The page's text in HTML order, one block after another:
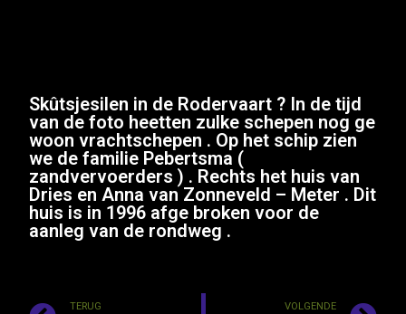
Skûtsjesilen in de Rodervaart ? In de tijd
van de foto heetten zulke schepen nog ge
woon vrachtschepen . Op het schip zien
we de familie Pebertsma (
zandvervoerders ) . Rechts het huis van
Dries en Anna van Zonneveld – Meter . Dit
huis is in 1996 afge broken voor de
aanleg van de rondweg .
TERUG VOLGENDE